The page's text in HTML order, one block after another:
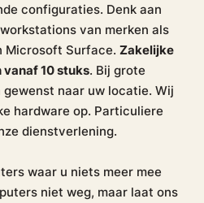
configuraties. Denk aan
van merken als
Microsoft Surface. Zakelijke
10 stuks. Bij grote
naar uw locatie. Wij
hardware op. Particuliere
dienstverlening.
waar u niets meer mee
niet weg, maar laat ons